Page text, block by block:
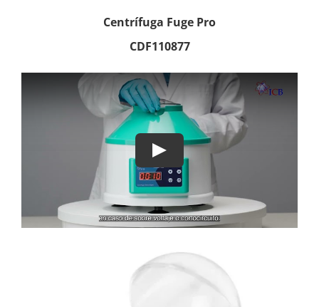
Centrífuga Fuge Pro
CDF110877